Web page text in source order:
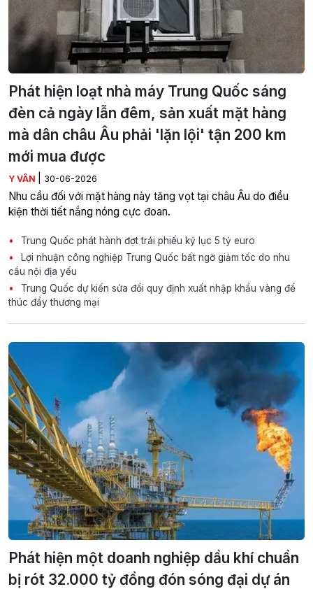
Phát hiện loạt nhà máy Trung Quốc sáng
đèn cả ngày lẫn đêm, sản xuất mặt hàng
mà dân châu Âu phải 'lặn lội' tận 200 km
mới mua được
Y VÂN 30-06-2026
Nhu cầu đối với mặt hàng này tăng vọt tại châu Âu do điều
kiện thời tiết nắng nóng cực đoan.
Trung Quốc phát hành đợt trái phiếu kỷ lục 5 tỷ euro
Lợi nhuận công nghiệp Trung Quốc bất ngờ giảm tốc do nhu
cầu nội địa yếu
Trung Quốc dự kiến sửa đổi quy định xuất nhập khẩu vàng để
thúc đẩy thương mại
Phát hiện một doanh nghiệp dầu khí chuẩn
bị rót 32.000 tỷ đồng đón sóng đại dự án